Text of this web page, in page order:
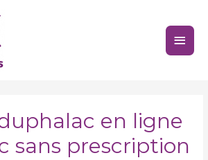
Main
en ligne
sans prescription